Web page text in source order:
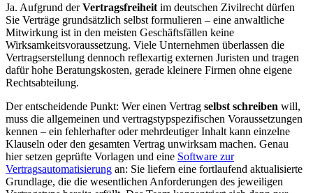
Ja. Aufgrund derVertragsfreiheit im deutschen Zivilrecht dürfen
Sie Verträge grundsätzlich selbst formulieren – eine anwaltliche
Mitwirkung ist in den meisten Geschäftsfällen keine
Wirksamkeitsvoraussetzung. Viele Unternehmen überlassen die
Vertragserstellung dennoch reflexartig externen Juristen und tragen
dafür hohe Beratungskosten, gerade kleinere Firmen ohne eigene
Rechtsabteilung.
Der entscheidende Punkt: Wer einen Vertrag selbst schreiben will,
muss die allgemeinen und vertragstypspezifischen Voraussetzungen
kennen – ein fehlerhafter oder mehrdeutiger Inhalt kann einzelne
Klauseln oder den gesamten Vertrag unwirksam machen. Genau
hier setzen geprüfte Vorlagen und eine Software zur
Vertragsautomatisierung an: Sie liefern eine fortlaufend aktualisierte
Grundlage, die die wesentlichen Anforderungen des jeweiligen